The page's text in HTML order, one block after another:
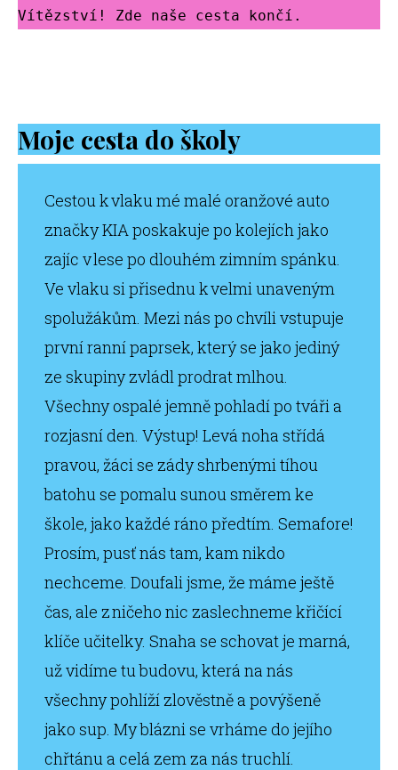
Vítězství! Zde naše cesta končí.
Moje cesta do školy
Cestou k vlaku mé malé oranžové auto
značky KIA poskakuje po kolejích jako
zajíc v lese po dlouhém zimním spánku.
Ve vlaku si přisednu k velmi unaveným
spolužákům. Mezi nás po chvíli vstupuje
první ranní paprsek, který se jako jediný
ze skupiny zvládl prodrat mlhou.
Všechny ospalé jemně pohladí po tváři a
rozjasní den. Výstup! Levá noha střídá
pravou, žáci se zády shrbenými tíhou
batohu se pomalu sunou směrem ke
škole, jako každé ráno předtím. Semafore!
Prosím, pusť nás tam, kam nikdo
nechceme. Doufali jsme, že máme ještě
čas, ale z ničeho nic zaslechneme křičící
klíče učitelky. Snaha se schovat je marná,
už vidíme tu budovu, která na nás
všechny pohlíží zlověstně a povýšeně
jako sup. My blázni se vrháme do jejího
chřtánu a celá zem za nás truchlí.